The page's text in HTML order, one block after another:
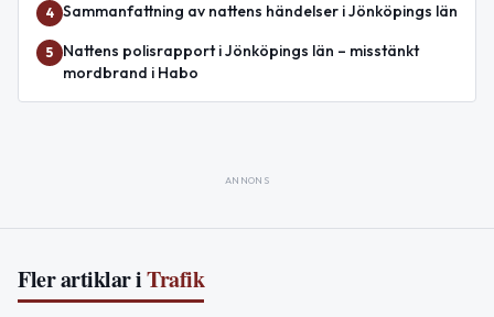
4 Sammanfattning av nattens händelser i Jönköpings län
5
Nattens polisrapport i Jönköpings län – misstänkt
mordbrand i Habo
ANNONS
Fler artiklar iTrafik